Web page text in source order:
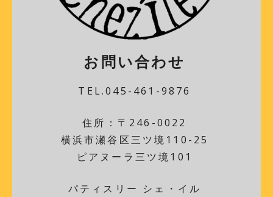
お問い合わせ
TEL.045-461-9876
住所：〒246-0022
横浜市瀬谷区三ツ境110-25
ピアヌーラ三ツ境101
パティスリー シェ・イル